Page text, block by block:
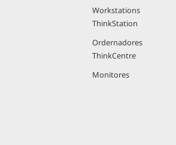
Workstations
ThinkStation
Ordernadores
ThinkCentre
Monitores